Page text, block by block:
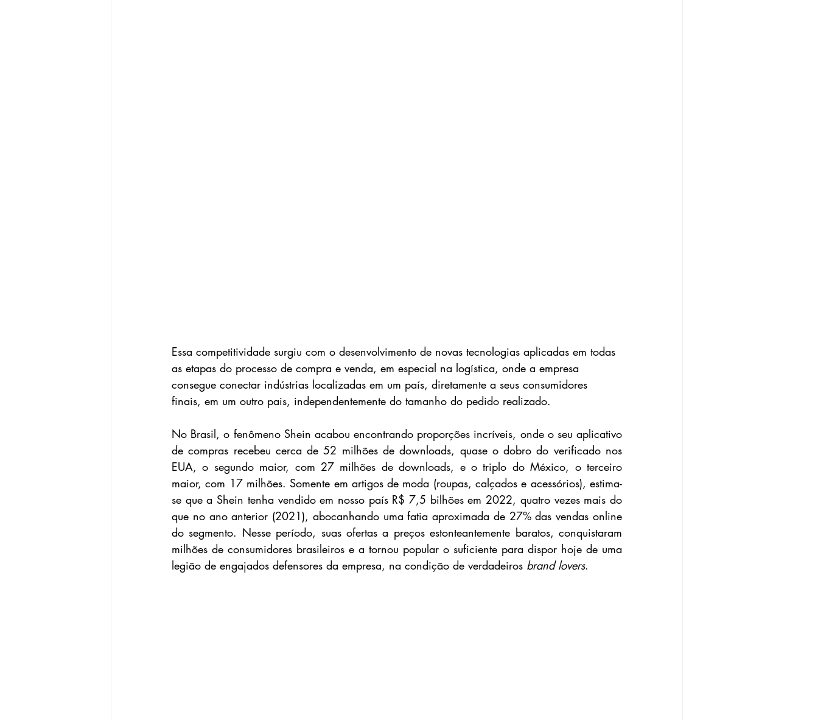
Essa competitividade surgiu com o desenvolvimento de novas tecnologias aplicadas em todas
as etapas do processo de compra e venda, em especial na logística, onde a empresa
consegue conectar indústrias localizadas em um país, diretamente a seus consumidores
finais, em um outro pais, independentemente do tamanho do pedido realizado.
No Brasil, o fenômeno Shein acabou encontrando proporções incríveis, onde o seu aplicativo
de compras recebeu cerca de 52 milhões de downloads, quase o dobro do verificado nos
EUA, o segundo maior, com 27 milhões de downloads, e o triplo do México, o terceiro
maior, com 17 milhões. Somente em artigos de moda (roupas, calçados e acessórios), estima-
se que a Shein tenha vendido em nosso país R$ 7,5 bilhões em 2022, quatro vezes mais do
que no ano anterior (2021), abocanhando uma fatia aproximada de 27% das vendas online
do segmento. Nesse período, suas ofertas a preços estonteantemente baratos, conquistaram
milhões de consumidores brasileiros e a tornou popular o suficiente para dispor hoje de uma
legião de engajados defensores da empresa, na condição de verdadeiros brand lovers.